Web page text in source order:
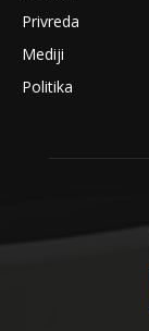
Privreda
Mediji
Politika